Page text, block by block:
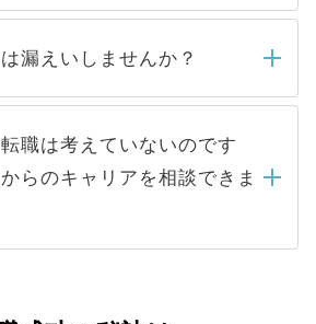
避けるため 人気のある医療機
しまうと、応募が殺到する場
関が求める条件に合った人材の
介会社に依頼するケースが増え
強要することは一切ありませ
仮に応募先から内定をいただい
必要はありません。内定先へ
絡はキャリアパートナーが行い
ご安心ください。
漏えいしませんか？
えいすることはありませんの
ください。当サイトからの登録
したご登録者様の個人情報は、
ャリアアップおよび転職活動の
に使用いたします。お預かりし
の個人データはご本人の許可
職は考えていないのです
らのキャリアを相談できま
、現在の医療機関の状況や紹介